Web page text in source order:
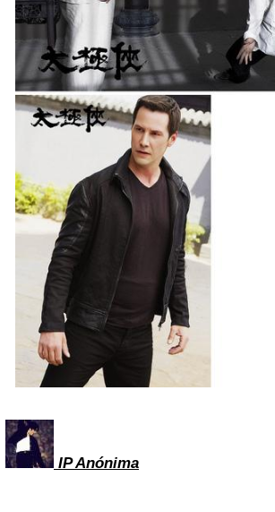
IP Anónima